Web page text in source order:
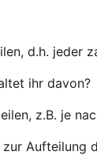
d.h. jeder
ihr davon?
z.B. je
Aufteilung